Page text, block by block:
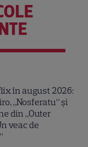
în august 2026:
„Nosferatu” și
din „Outer
veac de